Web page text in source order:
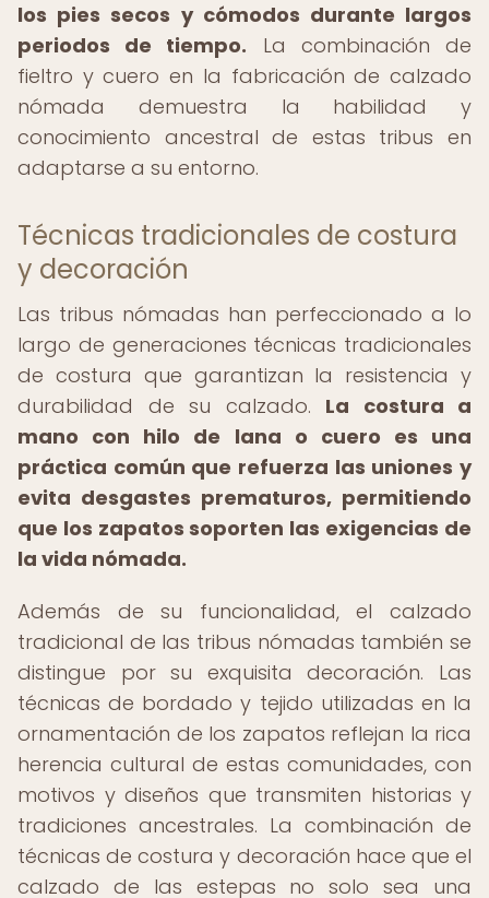
los pies secos y cómodos durante largos
periodos de tiempo. La combinación de
fieltro y cuero en la fabricación de calzado
nómada demuestra la habilidad y
conocimiento ancestral de estas tribus en
adaptarse a su entorno.
Técnicas tradicionales de costura
y decoración
Las tribus nómadas han perfeccionado a lo
largo de generaciones técnicas tradicionales
de costura que garantizan la resistencia y
durabilidad de su calzado. La costura a
mano con hilo de lana o cuero es una
práctica común que refuerza las uniones y
evita desgastes prematuros, permitiendo
que los zapatos soporten las exigencias de
la vida nómada.
Además de su funcionalidad, el calzado
tradicional de las tribus nómadas también se
distingue por su exquisita decoración. Las
técnicas de bordado y tejido utilizadas en la
ornamentación de los zapatos reflejan la rica
herencia cultural de estas comunidades, con
motivos y diseños que transmiten historias y
tradiciones ancestrales. La combinación de
técnicas de costura y decoración hace que el
calzado de las estepas no solo sea una